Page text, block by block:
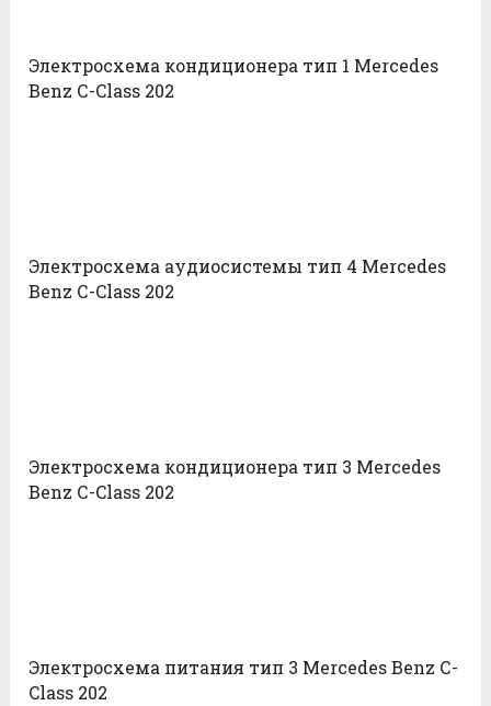
Электросхема кондиционера тип 1 Mercedes
Benz С-Class 202
Электросхема аудиосистемы тип 4 Mercedes
Benz С-Class 202
Электросхема кондиционера тип 3 Mercedes
Benz С-Class 202
Электросхема питания тип 3 Mercedes Benz С-
Class 202